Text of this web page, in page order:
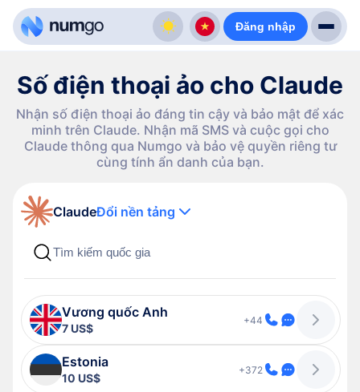
Đăng nhập
Số điện thoại ảo cho Claude
Nhận số điện thoại ảo đáng tin cậy và bảo mật để xác
minh trên Claude. Nhận mã SMS và cuộc gọi cho
Claude thông qua Numgo và bảo vệ quyền riêng tư
cùng tính ẩn danh của bạn.
ClaudeĐổi nền tảng
Vương quốc Anh
7 US$
+44
Estonia
10 US$
+372